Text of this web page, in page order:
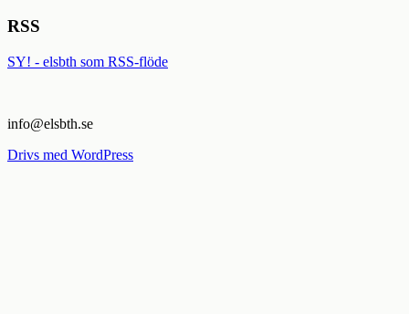
RSS
SY! - elsbth som RSS-flöde
info@elsbth.se
Drivs med WordPress